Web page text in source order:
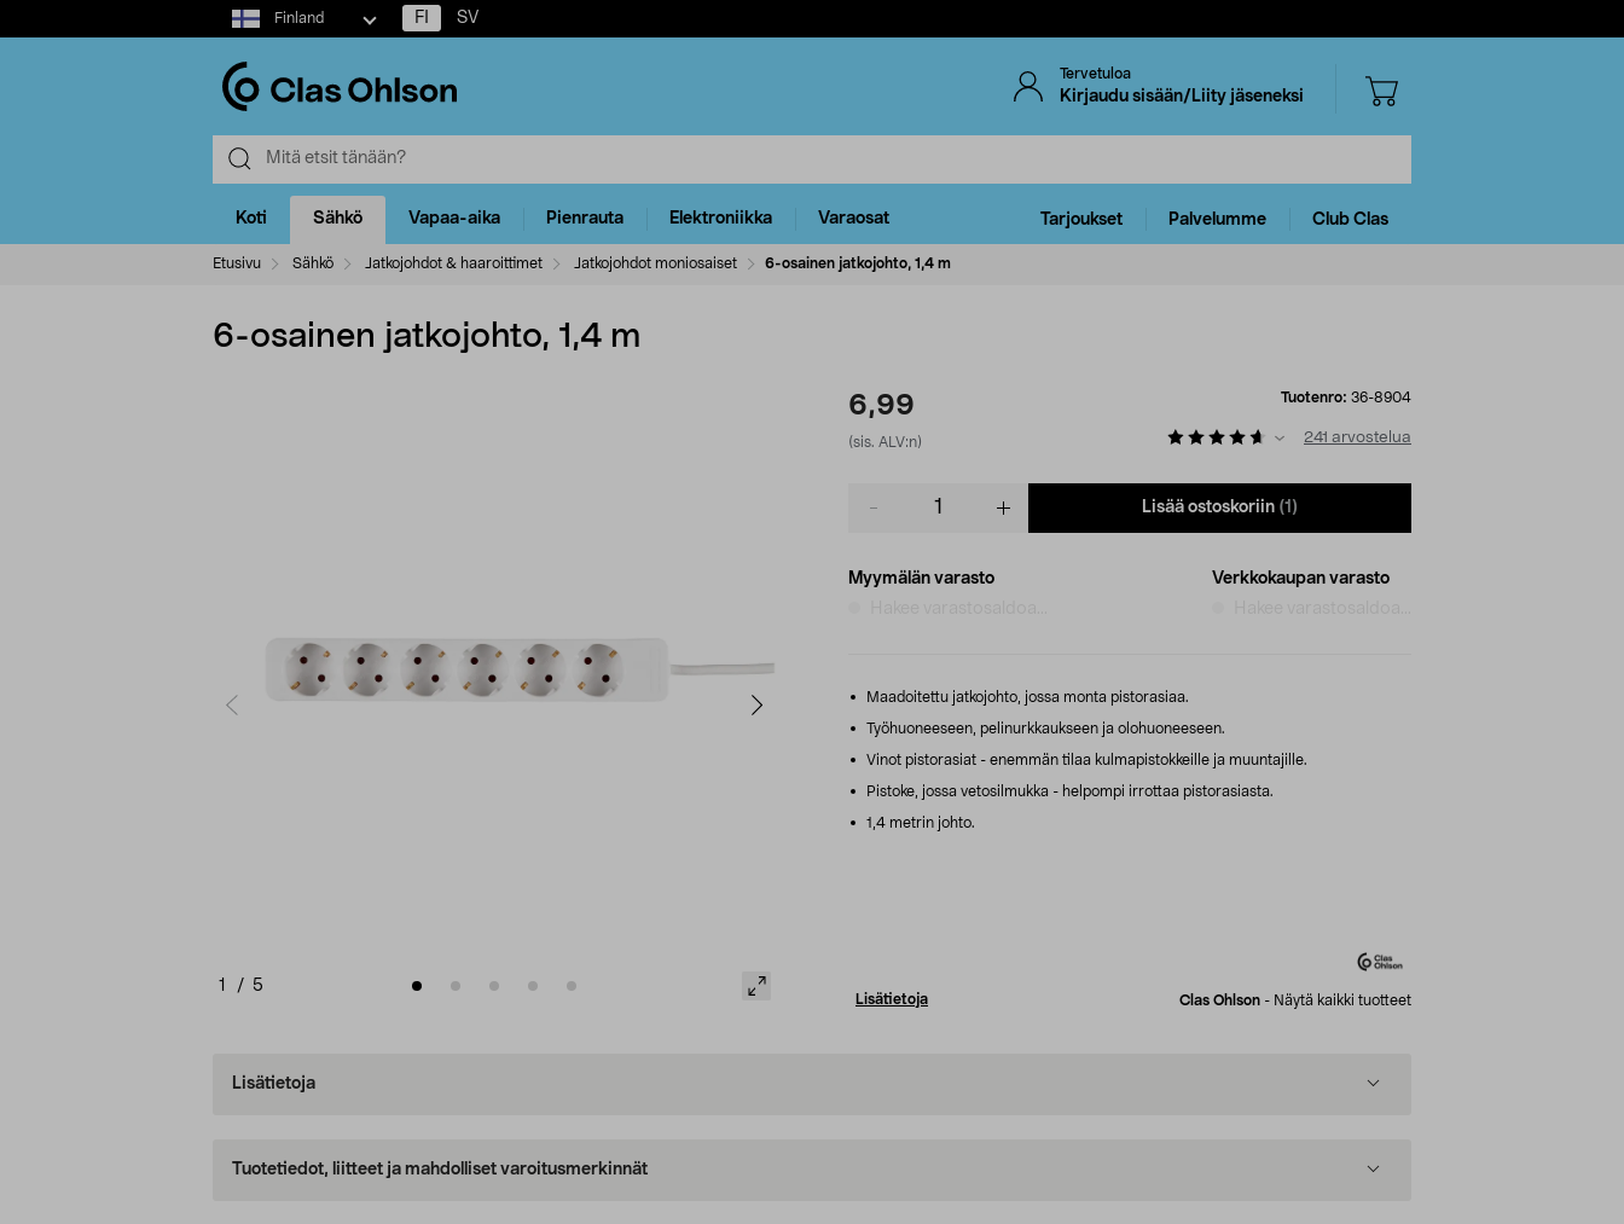
Select
market
Finland FI SV
Tervetuloa
Kirjaudu sisään/Liity jäseneksi
Koti Sähkö Vapaa-aika Pienrauta Elektroniikka Varaosat Tarjoukset Palvelumme Club Clas
Etusivu Sähkö Jatkojohdot & haaroittimet Jatkojohdot moniosaiset 6-osainen jatkojohto, 1,4 m
6-osainen jatkojohto, 1,4 m
1 / 5
6,99
(sis. ALV:n)
Tuotenro: 36-8904
241 arvostelua
Lisää ostoskoriin (1)
Myymälän varasto
Verkkokaupan varasto
Maadoitettu jatkojohto, jossa monta pistorasiaa.
Työhuoneeseen, pelinurkkaukseen ja olohuoneeseen.
Vinot pistorasiat - enemmän tilaa kulmapistokkeille ja muuntajille.
Pistoke, jossa vetosilmukka - helpompi irrottaa pistorasiasta.
1,4 metrin johto.
Lisätietoja Clas Ohlson - Näytä kaikki tuotteet
Lisätietoja
Tuotetiedot, liitteet ja mahdolliset varoitusmerkinnät